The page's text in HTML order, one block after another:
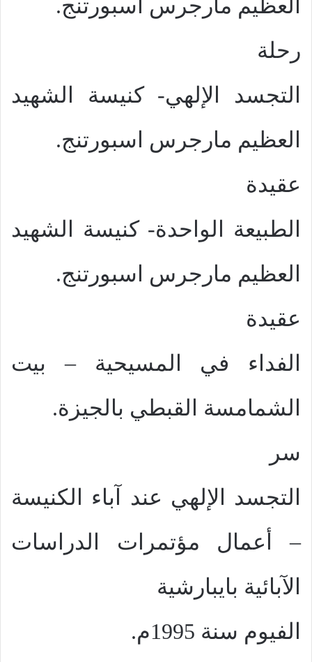
العظيم مارجرس اسبورتنج.
رحلة
التجسد الإلهي- كنيسة الشهيد
العظيم مارجرس اسبورتنج.
عقيدة
الطبيعة الواحدة- كنيسة الشهيد
العظيم مارجرس اسبورتنج.
عقيدة
الفداء في المسيحية – بيت
الشمامسة القبطي بالجيزة.
سر
التجسد الإلهي عند آباء الكنيسة
– أعمال مؤتمرات الدراسات
الآبائية بايبارشية
الفيوم سنة 1995م.